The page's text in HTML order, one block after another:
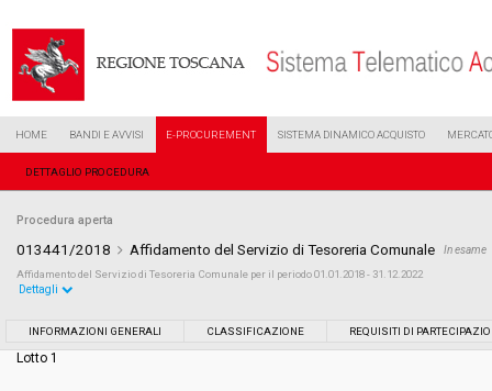
HOME BANDI E AVVISI E-PROCUREMENT SISTEMA DINAMICO ACQUISTO
DETTAGLIO PROCEDURA
Procedura aperta
013441/2018 Affidamento del Servizio di Tesoreria Comunale
In esame
Affidamento del Servizio di Tesoreria Comunale per il periodo 01.01.2018 - 31.12.2022
Tipo di contratto:
Dettagli
INFORMAZIONI GENERALI CLASSIFICAZIONE REQUISITI DI
Lotto 1